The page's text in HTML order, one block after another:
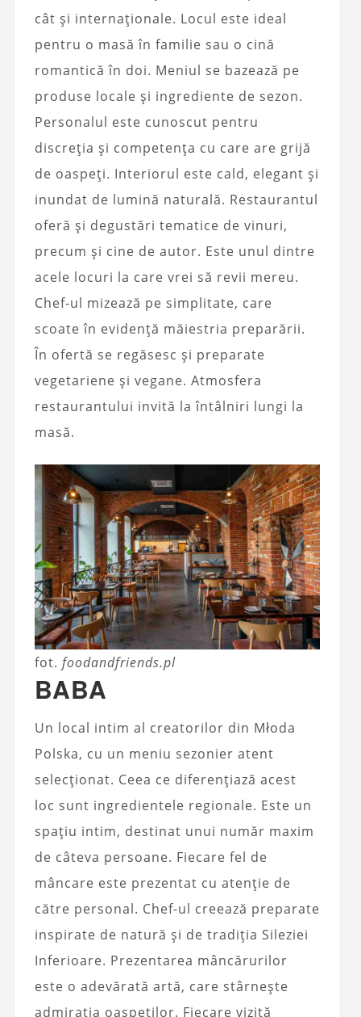
cât și internaționale. Locul este ideal
pentru o masă în familie sau o cină
romantică în doi. Meniul se bazează pe
produse locale și ingrediente de sezon.
Personalul este cunoscut pentru
discreția și competența cu care are grijă
de oaspeți. Interiorul este cald, elegant și
inundat de lumină naturală. Restaurantul
oferă și degustări tematice de vinuri,
precum și cine de autor. Este unul dintre
acele locuri la care vrei să revii mereu.
Chef-ul mizează pe simplitate, care
scoate în evidență măiestria preparării.
În ofertă se regăsesc și preparate
vegetariene și vegane. Atmosfera
restaurantului invită la întâlniri lungi la
masă.
fot. foodandfriends.pl
BABA
Un local intim al creatorilor din Młoda
Polska, cu un meniu sezonier atent
selecționat. Ceea ce diferențiază acest
loc sunt ingredientele regionale. Este un
spațiu intim, destinat unui număr maxim
de câteva persoane. Fiecare fel de
mâncare este prezentat cu atenție de
către personal. Chef-ul creează preparate
inspirate de natură și de tradiția Sileziei
Inferioare. Prezentarea mâncărurilor
este o adevărată artă, care stârnește
admirația oaspeților. Fiecare vizită